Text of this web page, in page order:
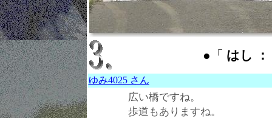
●「 はし ：
ゆみ4025 さん
広い橋ですね。
歩道もありますね。